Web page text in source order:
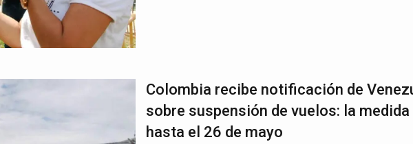
Colombia recibe notificación de
sobre suspensión de vuelos: la medida
hasta el 26 de mayo